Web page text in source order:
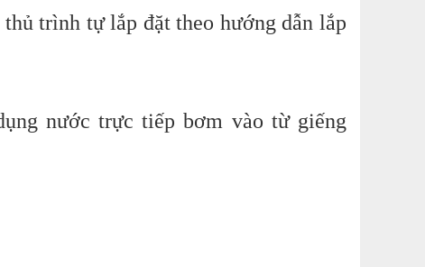
trình tự lắp đặt theo hướng dẫn lắp
nước trực tiếp bơm vào từ giếng